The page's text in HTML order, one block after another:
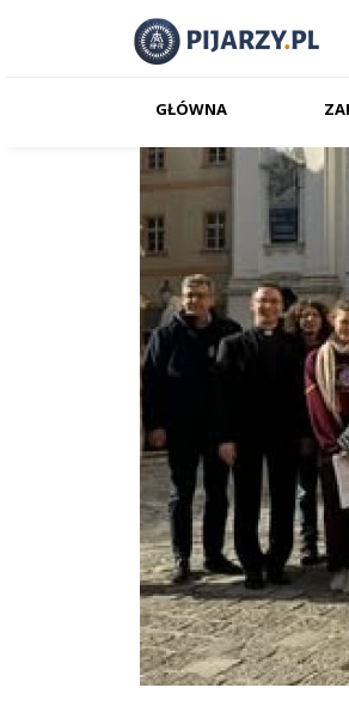
GŁÓWNA